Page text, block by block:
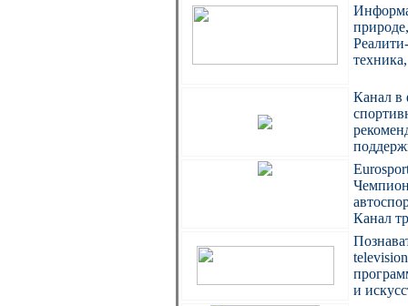
Канал в
Канал
и